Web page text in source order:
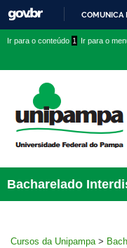
COMUNICA
conteúdo
menu
superior
menu
Ir para o conteúdo 1 Ir para o
Cursos da Unipampa >